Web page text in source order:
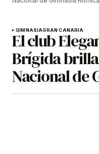
GIMNASIAGRAN CANARIA
El club
Brígida
Nacional de